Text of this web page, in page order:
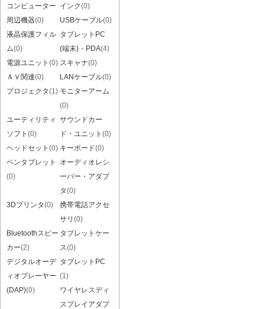
コンピューター
周辺機器(0)
インク(0)
USBケーブル(0)
液晶保護フィル
ム(0)
タブレットPC
(端末)・PDA(4)
電源ユニット (0) スキャナ(0)
ＡＶ関連(0) LANケーブル(0)
プロジェクタ(1) モニターアーム
(0)
ユーティリティ
ソフト (0)
サウンドカー
ド・ユニット (0)
ヘッドセット (0) キーボード(0)
ペンタブレット
(0)
オーディオレシ
ーバー・アダプ
タ(0)
3Dプリンタ(0)
携帯電話アクセ
サリ (0)
Bluetoothスピー
カー(2)
タブレットケー
ス(0)
デジタルオーデ
ィオプレーヤー
(DAP)(0)
タブレットPC
(1)
ワイヤレスディ
スプレイアダプ